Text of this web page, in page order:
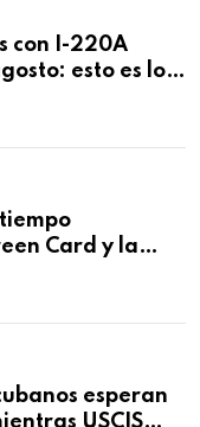
con I-220A
esto es lo
Card y la
esperan
USCIS